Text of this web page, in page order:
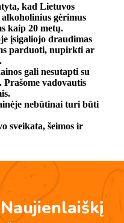
kad Lietuvos
gėrimus
kaip 20 metų.
įsigaliojo draudimas
parduoti, nupirkti ar
gali nesutapti su
Prašome vadovautis
nebūtinai turi būti
sveikata, šeimos ir